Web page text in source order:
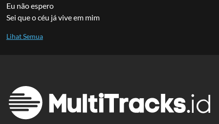
Eu não espero
Sei que o céu já vive em mim